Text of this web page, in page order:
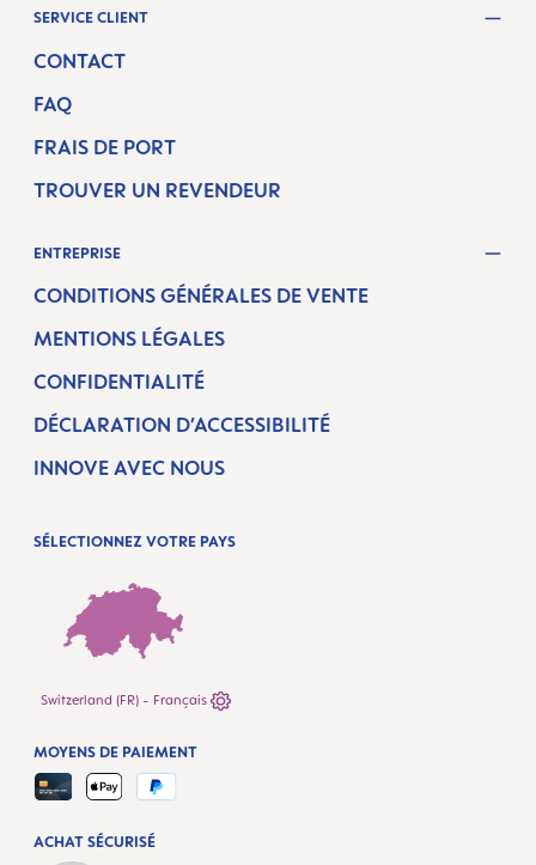
SERVICE CLIENT
CONTACT
FAQ
FRAIS DE PORT
TROUVER UN REVENDEUR
ENTREPRISE
CONDITIONS GÉNÉRALES DE VENTE
MENTIONS LÉGALES
CONFIDENTIALITÉ
DÉCLARATION D’ACCESSIBILITÉ
INNOVE AVEC NOUS
SÉLECTIONNEZ VOTRE PAYS
Switzerland (FR) - Français
ACHAT SÉCURISÉ
MOYENS DE PAIEMENT